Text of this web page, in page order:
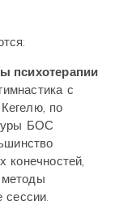
психотерапии
с
по
БОС
конечностей,
сессии.